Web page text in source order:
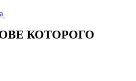
КОТОРОГО